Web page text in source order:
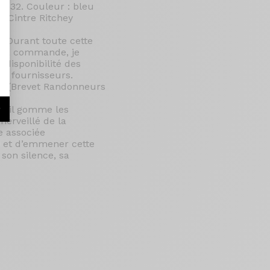
32. Couleur : bleu
Cintre Ritchey
Durant toute cette
commande, je
disponibilité des
fournisseurs.
(Brevet Randonneurs
il gomme les
de la
associée
d’emmener cette
silence, sa